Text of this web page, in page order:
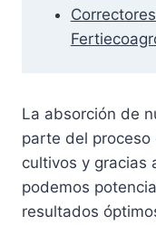
La absorción de
parte del
cultivos y gracias
podemos
resultados